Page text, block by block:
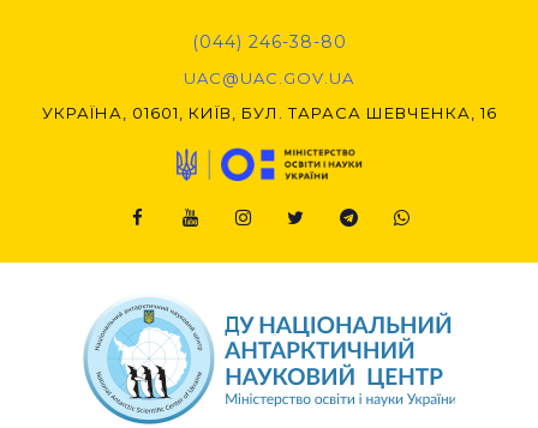
(044) 246-38-80
UAC@UAC.GOV.UA​​
УКРАЇНА, 01601, КИЇВ, БУЛ. ТАРАСА ШЕВЧЕНКА, 16